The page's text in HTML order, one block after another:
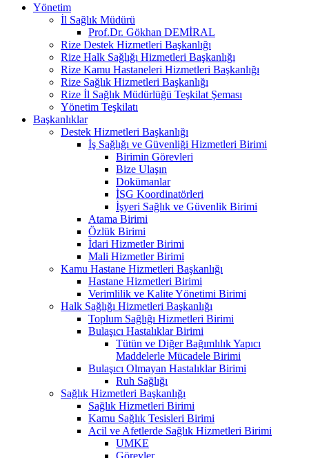
Yönetim
İl Sağlık Müdürü
Prof.Dr. Gökhan DEMİRAL
Rize Destek Hizmetleri Başkanlığı
Rize Halk Sağlığı Hizmetleri Başkanlığı
Rize Kamu Hastaneleri Hizmetleri Başkanlığı
Rize Sağlık Hizmetleri Başkanlığı
Rize İl Sağlık Müdürlüğü Teşkilat Şeması
Yönetim Teşkilatı
Başkanlıklar
Destek Hizmetleri Başkanlığı
İş Sağlığı ve Güvenliği Hizmetleri Birimi
Birimin Görevleri
Bize Ulaşın
Dokümanlar
İSG Koordinatörleri
İşyeri Sağlık ve Güvenlik Birimi
Atama Birimi
Özlük Birimi
İdari Hizmetler Birimi
Mali Hizmetler Birimi
Kamu Hastane Hizmetleri Başkanlığı
Hastane Hizmetleri Birimi
Verimlilik ve Kalite Yönetimi Birimi
Halk Sağlığı Hizmetleri Başkanlığı
Toplum Sağlığı Hizmetleri Birimi
Bulaşıcı Hastalıklar Birimi
Tütün ve Diğer Bağımlılık Yapıcı
Maddelerle Mücadele Birimi
Bulaşıcı Olmayan Hastalıklar Birimi
Ruh Sağlığı
Sağlık Hizmetleri Başkanlığı
Sağlık Hizmetleri Birimi
Kamu Sağlık Tesisleri Birimi
Acil ve Afetlerde Sağlık Hizmetleri Birimi
UMKE
Görevler